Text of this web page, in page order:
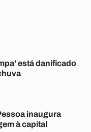
está danificado
inaugura
à capital